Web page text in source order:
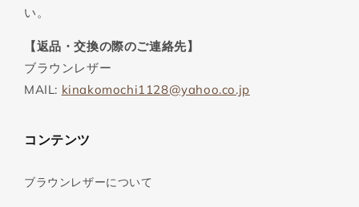
い。
【返品・交換の際のご連絡先】
ブラウンレザー
MAIL: kinakomochi1128@yahoo.co.jp
コンテンツ
ブラウンレザーについて